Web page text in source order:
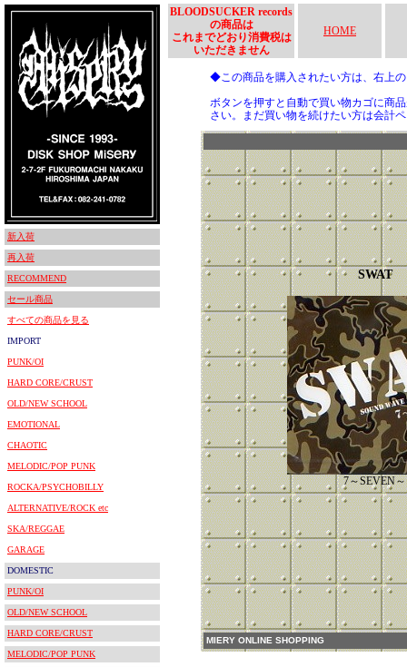
新入荷
再入荷
RECOMMEND
セール商品
すべての商品を見る
IMPORT
PUNK/OI
HARD CORE/CRUST
OLD/NEW SCHOOL
EMOTIONAL
CHAOTIC
MELODIC/POP PUNK
ROCKA/PSYCHOBILLY
ALTERNATIVE/ROCK etc
SKA/REGGAE
GARAGE
DOMESTIC
PUNK/OI
OLD/NEW SCHOOL
HARD CORE/CRUST
MELODIC/POP PUNK
BLOODSUCKER records
の商品は
これまでどおり消費税は
いただきません
HOME
◆この商品を購入されたい方は、右上
ボタンを押すと自動で買い物カゴに商
さい。まだ買い物を続けたい方は会計
SWAT
7～SEVEN～
MIERY ONLINE SHOPPING